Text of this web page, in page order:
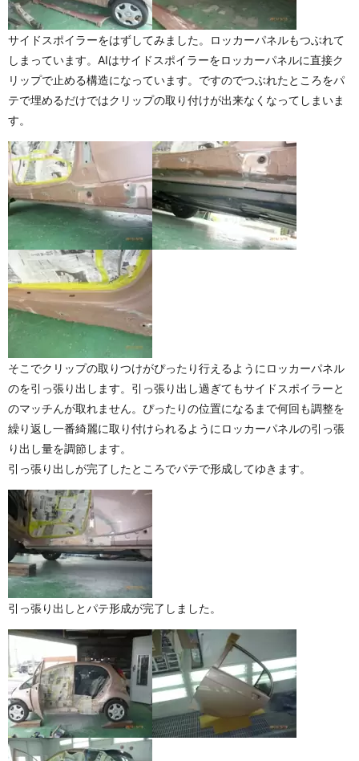
サイドスポイラーをはずしてみました。ロッカーパネルもつぶれて
しまっています。AIはサイドスポイラーをロッカーパネルに直接ク
リップで止める構造になっています。ですのでつぶれたところをパ
テで埋めるだけではクリップの取り付けが出来なくなってしまいま
す。
そこでクリップの取りつけがぴったり行えるようにロッカーパネル
のを引っ張り出します。引っ張り出し過ぎてもサイドスポイラーと
のマッチんが取れません。ぴったりの位置になるまで何回も調整を
繰り返し一番綺麗に取り付けられるようにロッカーパネルの引っ張
り出し量を調節します。
引っ張り出しが完了したところでパテで形成してゆきます。
引っ張り出しとパテ形成が完了しました。